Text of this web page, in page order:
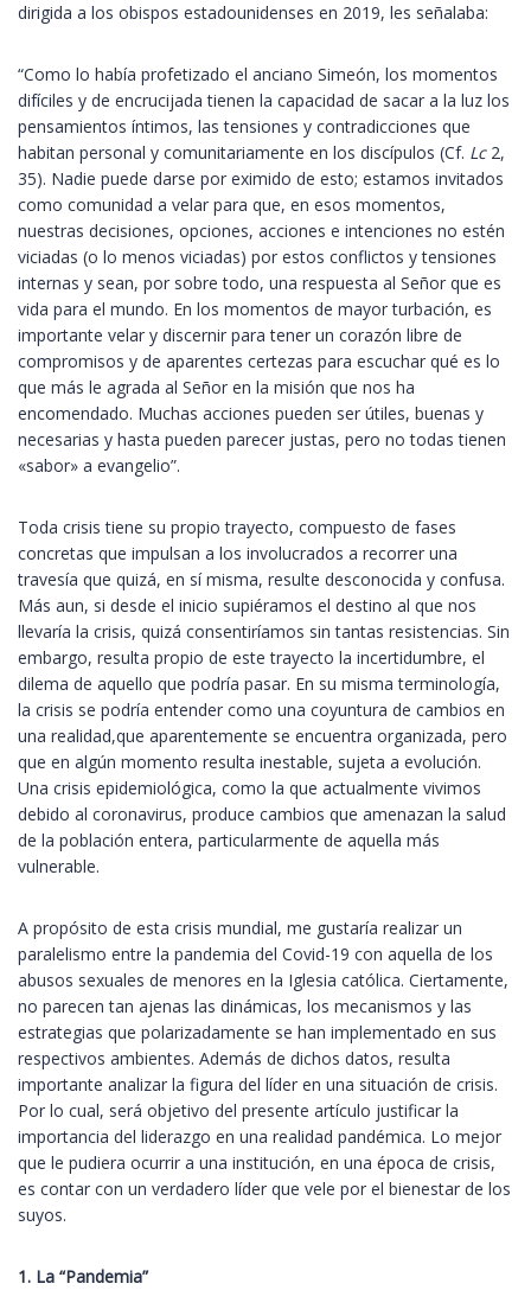
dirigida a los obispos estadounidenses en 2019, les señalaba:
“Como lo había profetizado el anciano Simeón, los momentos
difíciles y de encrucijada tienen la capacidad de sacar a la luz los
pensamientos íntimos, las tensiones y contradicciones que
habitan personal y comunitariamente en los discípulos (Cf. Lc2,
35). Nadie puede darse por eximido de esto; estamos invitados
como comunidad a velar para que, en esos momentos,
nuestras decisiones, opciones, acciones e intenciones no estén
viciadas (o lo menos viciadas) por estos conflictos y tensiones
internas y sean, por sobre todo, una respuesta al Señor que es
vida para el mundo. En los momentos de mayor turbación, es
importante velar y discernir para tener un corazón libre de
compromisos y de aparentes certezas para escuchar qué es lo
que más le agrada al Señor en la misión que nos ha
encomendado. Muchas acciones pueden ser útiles, buenas y
necesarias y hasta pueden parecer justas, pero no todas tienen
«sabor» a evangelio”.
Toda crisis tiene su propio trayecto, compuesto de fases
concretas que impulsan a los involucrados a recorrer una
travesía que quizá, en sí misma, resulte desconocida y confusa.
Más aun, si desde el inicio supiéramos el destino al que nos
llevaría la crisis, quizá consentiríamos sin tantas resistencias. Sin
embargo, resulta propio de este trayecto la incertidumbre, el
dilema de aquello que podría pasar. En su misma terminología,
la crisis se podría entender como una coyuntura de cambios en
una realidad,que aparentemente se encuentra organizada, pero
que en algún momento resulta inestable, sujeta a evolución.
Una crisis epidemiológica, como la que actualmente vivimos
debido al coronavirus, produce cambios que amenazan la salud
de la población entera, particularmente de aquella más
vulnerable.
A propósito de esta crisis mundial, me gustaría realizar un
paralelismo entre la pandemia del Covid-19 con aquella de los
abusos sexuales de menores en la Iglesia católica. Ciertamente,
no parecen tan ajenas las dinámicas, los mecanismos y las
estrategias que polarizadamente se han implementado en sus
respectivos ambientes. Además de dichos datos, resulta
importante analizar la figura del líder en una situación de crisis.
Por lo cual, será objetivo del presente artículo justificar la
importancia del liderazgo en una realidad pandémica. Lo mejor
que le pudiera ocurrir a una institución, en una época de crisis,
es contar con un verdadero líder que vele por el bienestar de los
suyos.
1. La “Pandemia”